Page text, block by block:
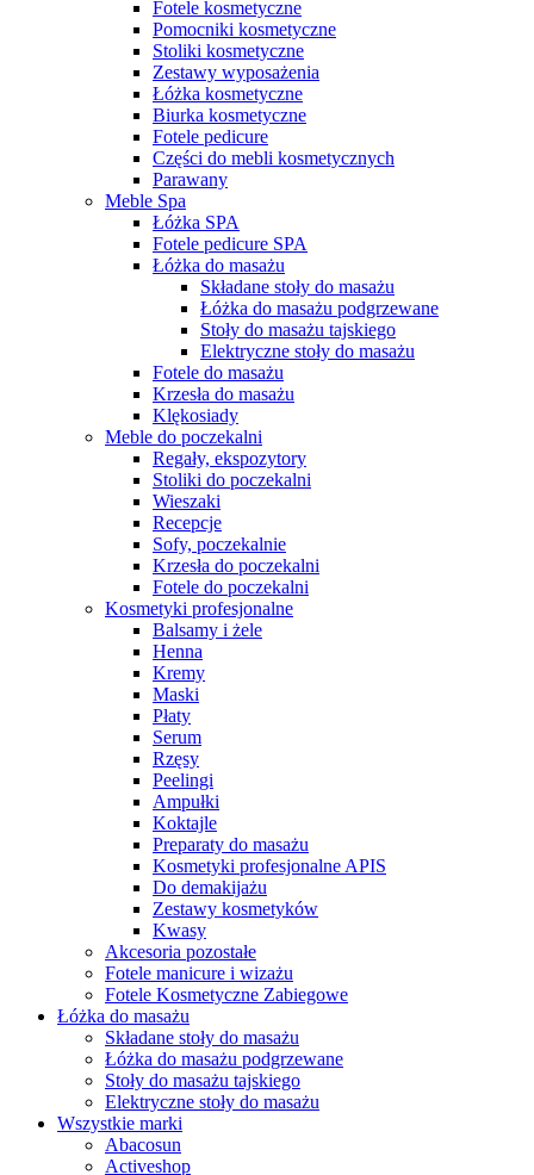
Fotele kosmetyczne
Pomocniki kosmetyczne
Stoliki kosmetyczne
Zestawy wyposażenia
Łóżka kosmetyczne
Biurka kosmetyczne
Fotele pedicure
Części do mebli kosmetycznych
Parawany
Meble Spa
Łóżka SPA
Fotele pedicure SPA
Łóżka do masażu
Składane stoły do masażu
Łóżka do masażu podgrzewane
Stoły do masażu tajskiego
Elektryczne stoły do masażu
Fotele do masażu
Krzesła do masażu
Klękosiady
Meble do poczekalni
Regały, ekspozytory
Stoliki do poczekalni
Wieszaki
Recepcje
Sofy, poczekalnie
Krzesła do poczekalni
Fotele do poczekalni
Kosmetyki profesjonalne
Balsamy i żele
Henna
Kremy
Maski
Płaty
Serum
Rzęsy
Peelingi
Ampułki
Koktajle
Preparaty do masażu
Kosmetyki profesjonalne APIS
Do demakijażu
Zestawy kosmetyków
Kwasy
Akcesoria pozostałe
Fotele manicure i wizażu
Fotele Kosmetyczne Zabiegowe
Łóżka do masażu
Składane stoły do masażu
Łóżka do masażu podgrzewane
Stoły do masażu tajskiego
Elektryczne stoły do masażu
Wszystkie marki
Abacosun
Activeshop